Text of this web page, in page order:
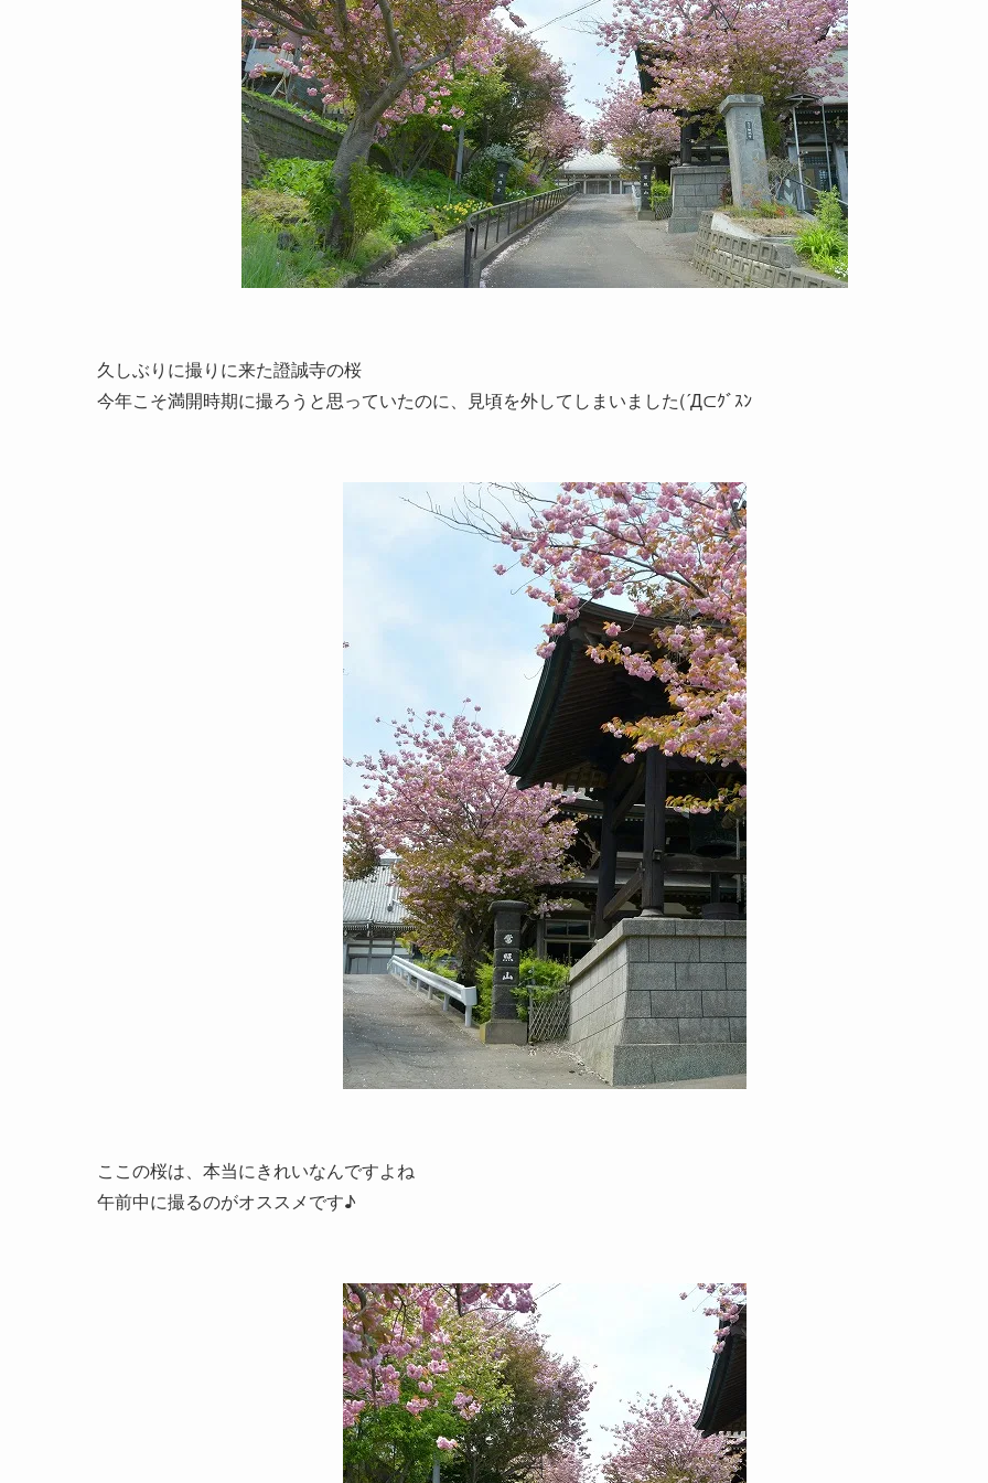
久しぶりに撮りに来た證誠寺の桜
今年こそ満開時期に撮ろうと思っていたのに、見頃を外してしまいました(´Д⊂ｸﾞｽﾝ
ここの桜は、本当にきれいなんですよね
午前中に撮るのがオススメです♪